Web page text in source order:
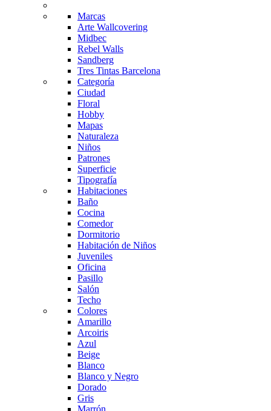
Marcas
Arte Wallcovering
Midbec
Rebel Walls
Sandberg
Tres Tintas Barcelona
Categoría
Ciudad
Floral
Hobby
Mapas
Naturaleza
Niños
Patrones
Superficie
Tipografía
Habitaciones
Baño
Cocina
Comedor
Dormitorio
Habitación de Niños
Juveniles
Oficina
Pasillo
Salón
Techo
Colores
Amarillo
Arcoiris
Azul
Beige
Blanco
Blanco y Negro
Dorado
Gris
Marrón